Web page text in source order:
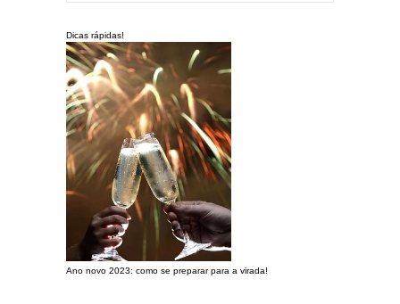
Dicas rápidas!
Ano novo 2023: como se preparar para a virada!